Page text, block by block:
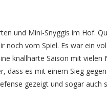
und Mini-Snyggis im Hof.
vom Spiel. Es war ein
knallharte Saison mit
dass es mit einem Sieg
gezeigt und sogar auch